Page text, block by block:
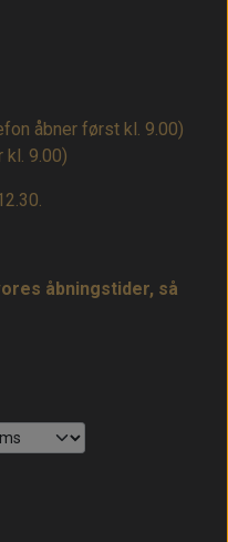
åbner først kl. 9.00)
kl. 9.00)
åbningstider, så